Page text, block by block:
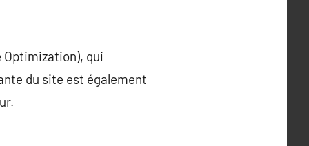
Optimization), qui
du site est également